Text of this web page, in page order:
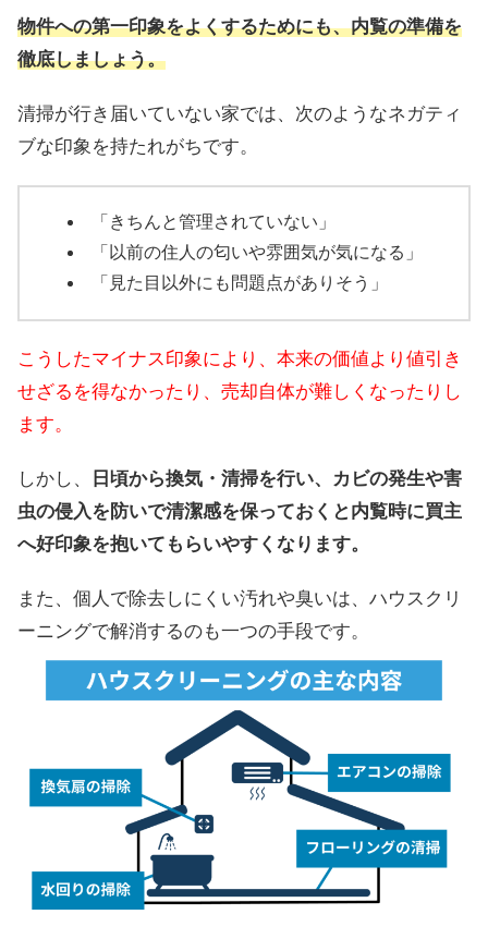
物件への第一印象をよくするためにも、内覧の準備を
徹底しましょう。
清掃が行き届いていない家では、次のようなネガティ
ブな印象を持たれがちです。
「きちんと管理されていない」
「以前の住人の匂いや雰囲気が気になる」
「見た目以外にも問題点がありそう」
こうしたマイナス印象により、本来の価値より値引き
せざるを得なかったり、売却自体が難しくなったりし
ます。
しかし、
日頃から換気・清掃を行い、カビの発生や害
虫の侵入を防いで清潔感を保っておくと内覧時に買主
へ好印象を抱いてもらいやすくなります。
また、個人で除去しにくい汚れや臭いは、ハウスクリ
ーニングで解消するのも一つの手段です。